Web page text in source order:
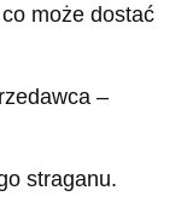
może dostać
–
straganu.